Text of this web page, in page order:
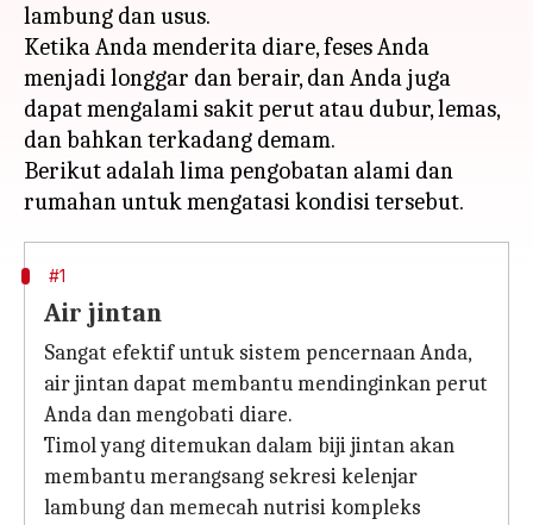
lambung dan usus.
Ketika Anda menderita diare, feses Anda
menjadi longgar dan berair, dan Anda juga
dapat mengalami sakit perut atau dubur, lemas,
dan bahkan terkadang demam.
Berikut adalah lima pengobatan alami dan
#1
Air jintan
Sangat efektif untuk sistem pencernaan Anda,
air jintan dapat membantu mendinginkan perut
Anda dan mengobati diare.
Timol yang ditemukan dalam biji jintan akan
membantu merangsang sekresi kelenjar
lambung dan memecah nutrisi kompleks